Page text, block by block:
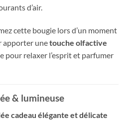
d’air.
cette bougie lors d’un moment
apporter unetouche olfactive
pour relaxer l’esprit et parfumer
& lumineuse
cadeau élégante et délicate